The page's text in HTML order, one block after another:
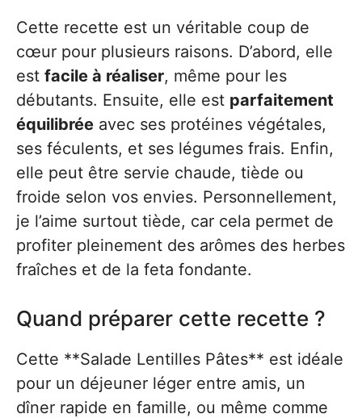
Cette recette est un véritable coup de
cœur pour plusieurs raisons. D’abord, elle
est facile à réaliser, même pour les
débutants. Ensuite, elle est parfaitement
équilibrée avec ses protéines végétales,
ses féculents, et ses légumes frais. Enfin,
elle peut être servie chaude, tiède ou
froide selon vos envies. Personnellement,
je l’aime surtout tiède, car cela permet de
profiter pleinement des arômes des herbes
fraîches et de la feta fondante.
Quand préparer cette recette ?
Cette **Salade Lentilles Pâtes** est idéale
pour un déjeuner léger entre amis, un
dîner rapide en famille, ou même comme